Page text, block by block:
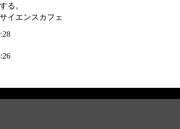
る。
イエンスカフェ